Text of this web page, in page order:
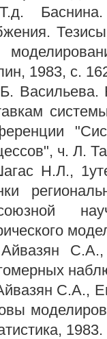
Баснина.
1983, с.
Васильева.
ч. Л.
Н.Л.,
С.А.,